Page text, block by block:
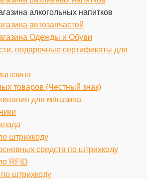
алкогольных напитков
автозапчастей
Одежды и Обуви
подарочные сертификаты для
товаров (Честный знак)
для магазина
штрихкоду
средств по штрихкоду
RFID
штрихкоду